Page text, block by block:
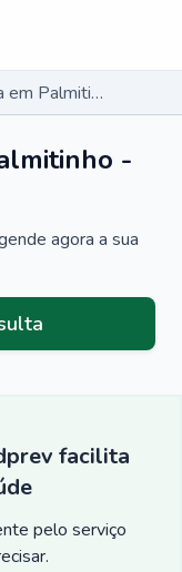
Pneumologista em Palmitinho - RS
-
agora a sua
facilita
pelo serviço